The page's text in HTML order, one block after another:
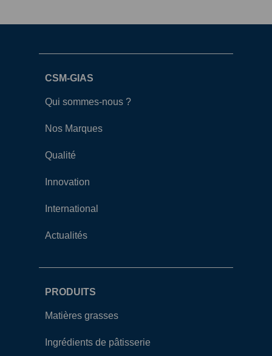
CSM-GIAS
Qui sommes-nous ?
Nos Marques
Qualité
Innovation
International
Actualités
PRODUITS
Matières grasses
Ingrédients de pâtisserie